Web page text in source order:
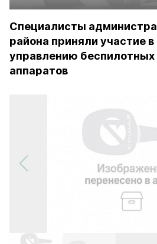
Специалисты
района приняли участие
управлению
аппаратов